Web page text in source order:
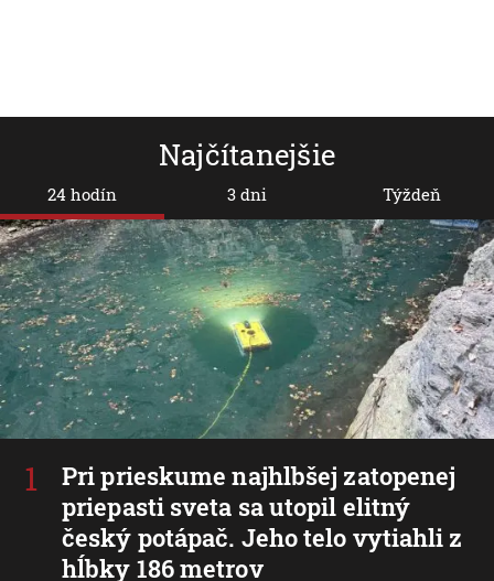
Najčítanejšie
24 hodín
Pri prieskume najhlbšej zatopenej
priepasti sveta sa utopil elitný
český potápač. Jeho telo vytiahli z
hĺbky 186 metrov
3 dni Týždeň